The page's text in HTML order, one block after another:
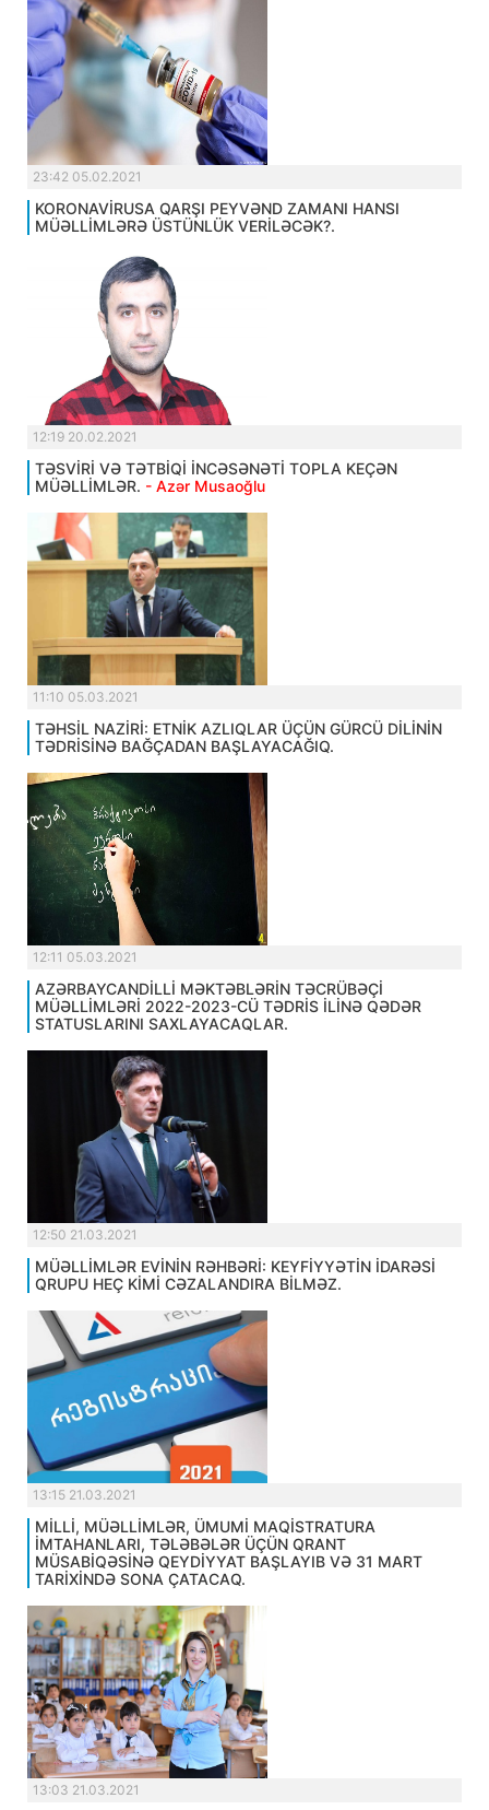
23:42 05.02.2021
KORONAVİRUSA QARŞI PEYVƏND ZAMANI HANSI
MÜƏLLİMLƏRƏ ÜSTÜNLÜK VERİLƏCƏK?.
12:19 20.02.2021
TƏSVİRİ VƏ TƏTBİQİ İNCƏSƏNƏTİ TOPLA KEÇƏN
MÜƏLLİMLƏR. - Azər Musaoğlu
11:10 05.03.2021
TƏHSİL NAZİRİ: ETNİK AZLIQLAR ÜÇÜN GÜRCÜ DİLİNİN
TƏDRİSİNƏ BAĞÇADAN BAŞLAYACAĞIQ.
12:11 05.03.2021
AZƏRBAYCANDİLLİ MƏKTƏBLƏRİN TƏCRÜBƏÇİ
MÜƏLLİMLƏRİ 2022-2023-CÜ TƏDRİS İLİNƏ QƏDƏR
STATUSLARINI SAXLAYACAQLAR.
12:50 21.03.2021
MÜƏLLİMLƏR EVİNİN RƏHBƏRİ: KEYFİYYƏTİN İDARƏSİ
QRUPU HEÇ KİMİ CƏZALANDIRA BİLMƏZ.
13:15 21.03.2021
MİLLİ, MÜƏLLİMLƏR, ÜMUMİ MAQİSTRATURA
İMTAHANLARI, TƏLƏBƏLƏR ÜÇÜN QRANT
MÜSABİQƏSİNƏ QEYDİYYAT BAŞLAYIB VƏ 31 MART
TARİXİNDƏ SONA ÇATACAQ.
13:03 21.03.2021